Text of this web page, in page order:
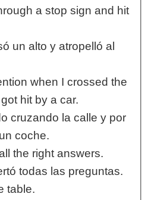
a stop sign and hit
un alto y atropelló al
when I crossed the
hit by a car.
cruzando la calle y por
coche.
the right answers.
todas las preguntas.
table.